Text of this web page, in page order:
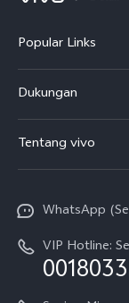
Popular Links
T5
T5 Pro
V70
V70 FE
Y05
Dukungan
Service Center
Funtouch OS
Pembaruan Sistem
Harga Spare Part
Tentang vivo
Sejarah
Berita
WhatsApp
VIP Hotline: